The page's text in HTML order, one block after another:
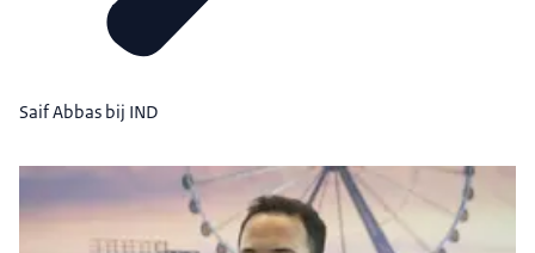
Saif Abbas bij IND